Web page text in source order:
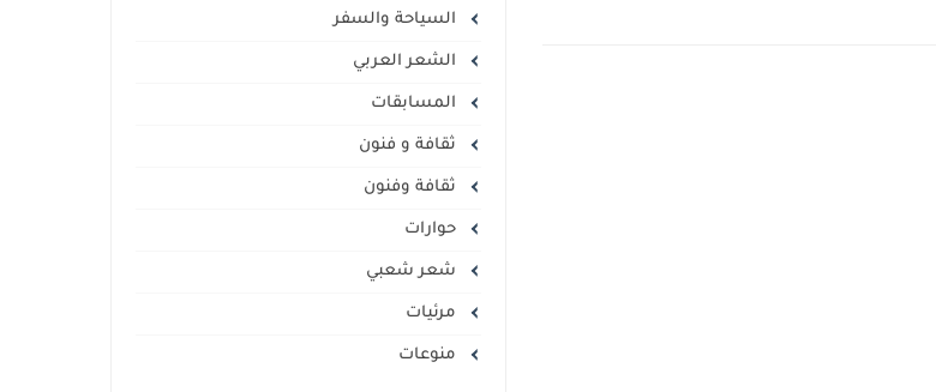
السياحة والسفر
الشعر العربي
المسابقات
ثقافة و فنون
ثقافة وفنون
حوارات
شعر شعبي
مرئيات
منوعات